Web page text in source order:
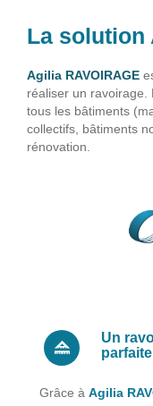
La solution
Agilia RAVOIRAGE
réaliser un
tous les bâtiments
collectifs, bâtiments
rénovation.
Un
Grâce àAgilia